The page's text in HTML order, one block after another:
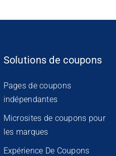
Solutions de coupons
Pages de coupons
indépendantes
Microsites de coupons pour
les marques
Expérience De Coupons